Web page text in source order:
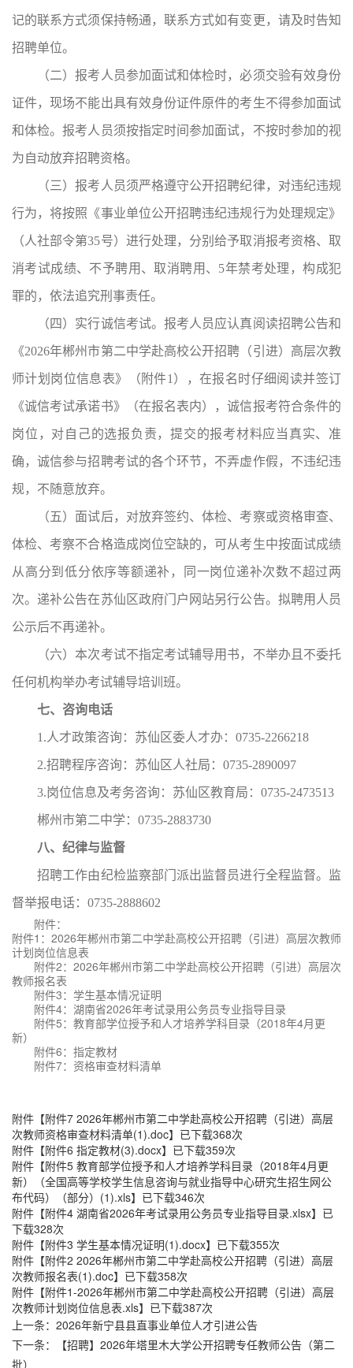
记的联系方式须保持畅通，联系方式如有变更，请及时告知
招聘单位。
（二）报考人员参加面试和体检时，必须交验有效身份
证件，现场不能出具有效身份证件原件的考生不得参加面试
和体检。报考人员须按指定时间参加面试，不按时参加的视
为自动放弃招聘资格。
（三）报考人员须严格遵守公开招聘纪律，对违纪违规
行为，将按照《事业单位公开招聘违纪违规行为处理规定》
（人社部令第35号）进行处理，分别给予取消报考资格、取
消考试成绩、不予聘用、取消聘用、5年禁考处理，构成犯
罪的，依法追究刑事责任。
（四）实行诚信考试。报考人员应认真阅读招聘公告和
《2026年郴州市第二中学赴高校公开招聘（引进）高层次教
师计划岗位信息表》（附件1），在报名时仔细阅读并签订
《诚信考试承诺书》（在报名表内），诚信报考符合条件的
岗位，对自己的选报负责，提交的报考材料应当真实、准
确，诚信参与招聘考试的各个环节，不弄虚作假，不违纪违
规，不随意放弃。
（五）面试后，对放弃签约、体检、考察或资格审查、
体检、考察不合格造成岗位空缺的，可从考生中按面试成绩
从高分到低分依序等额递补，同一岗位递补次数不超过两
次。递补公告在苏仙区政府门户网站另行公告。拟聘用人员
公示后不再递补。
（六）本次考试不指定考试辅导用书，不举办且不委托
任何机构举办考试辅导培训班。
七、咨询电话
1.人才政策咨询：苏仙区委人才办：0735-2266218
2.招聘程序咨询：苏仙区人社局：0735-2890097
3.岗位信息及考务咨询：苏仙区教育局：0735-2473513
郴州市第二中学：0735-2883730
八、纪律与监督
招聘工作由纪检监察部门派出监督员进行全程监督。监
督举报电话：0735-2888602
附件：
附件1：2026年郴州市第二中学赴高校公开招聘（引进）高层次教师
计划岗位信息表
附件2：2026年郴州市第二中学赴高校公开招聘（引进）高层次
教师报名表
附件3：学生基本情况证明
附件4：湖南省2026年考试录用公务员专业指导目录
附件5：教育部学位授予和人才培养学科目录（2018年4月更
新）
附件6：指定教材
附件7：资格审查材料清单
附件【附件7 2026年郴州市第二中学赴高校公开招聘（引进）高层
次教师资格审查材料清单(1).doc】已下载368次
附件【附件6 指定教材(3).docx】已下载359次
附件【附件5 教育部学位授予和人才培养学科目录（2018年4月更
新）（全国高等学校学生信息咨询与就业指导中心研究生招生网公
布代码）（部分）(1).xls】已下载346次
附件【附件4 湖南省2026年考试录用公务员专业指导目录.xlsx】已
下载328次
附件【附件3 学生基本情况证明(1).docx】已下载355次
附件【附件2 2026年郴州市第二中学赴高校公开招聘（引进）高层
次教师报名表(1).doc】已下载358次
附件【附件1-2026年郴州市第二中学赴高校公开招聘（引进）高层
次教师计划岗位信息表.xls】已下载387次
上一条： 2026年新宁县县直事业单位人才引进公告
下一条：
【招聘】2026年塔里木大学公开招聘专任教师公告（第二
批）